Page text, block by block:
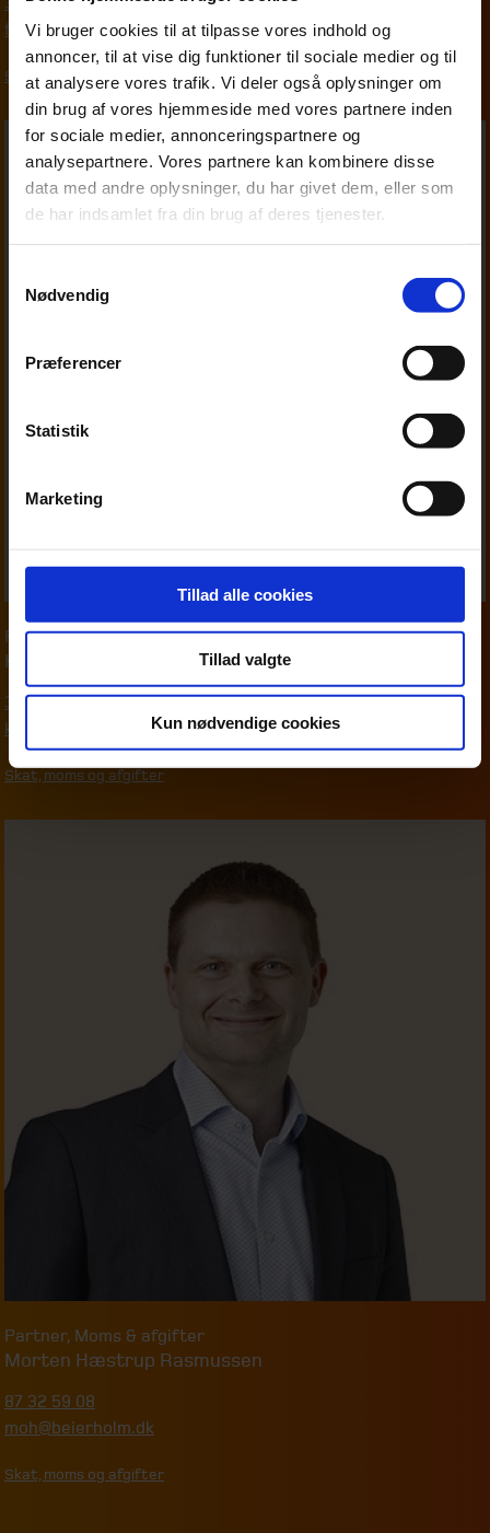
Vi bruger cookies til at tilpasse vores indhold og
annoncer, til at vise dig funktioner til sociale medier og til
at analysere vores trafik. Vi deler også oplysninger om
din brug af vores hjemmeside med vores partnere inden
for sociale medier, annonceringspartnere og
analysepartnere. Vores partnere kan kombinere disse
data med andre oplysninger, du har givet dem, eller som
de har indsamlet fra din brug af deres tjenester.
Nødvendig
Præferencer
Statistik
Marketing
Tillad alle cookies
Tillad valgte
Kun nødvendige cookies
fim@beierholm.dk
Skat, moms og afgifter
Partner,Moms & afgifter
Karsten Wind
39 16 76 90
kwi@beierholm.dk
Skat, moms og afgifter
Partner, Moms & afgifter
Morten Hæstrup Rasmussen
87 32 59 08
moh@beierholm.dk
Skat, moms og afgifter